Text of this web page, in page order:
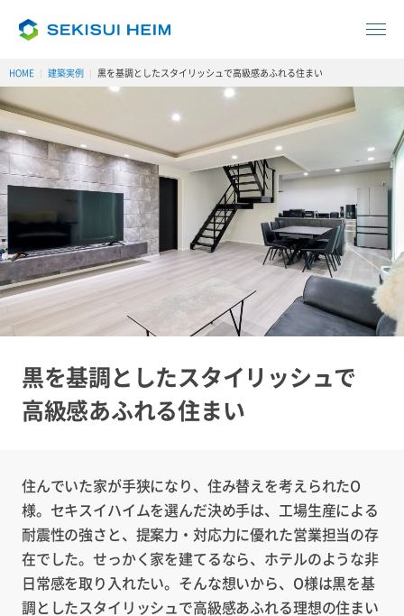
HOME 建築実例 黒を基調としたスタイリッシュで高級感あふれる住まい
黒を基調としたスタイリッシュで
高級感あふれる住まい
住んでいた家が手狭になり、住み替えを考えられたO
様。セキスイハイムを選んだ決め手は、工場生産による
耐震性の強さと、提案力・対応力に優れた営業担当の存
在でした。せっかく家を建てるなら、ホテルのような非
日常感を取り入れたい。そんな想いから、O様は黒を基
調としたスタイリッシュで高級感あふれる理想の住まい